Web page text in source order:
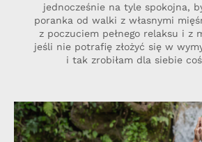
jednocześnie na tyle spokojna,
poranka od walki z własnymi
z poczuciem pełnego relaksu i z
jeśli nie potrafię złożyć się w
i tak zrobiłam dla siebie